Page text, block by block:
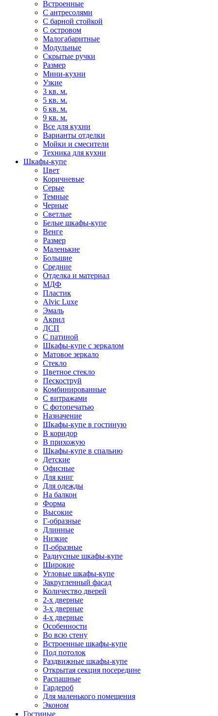
Встроенные
С антресолями
С барной стойкой
С островом
Малогабаритные
Модульные
Скрытые ручки
Размер
Мини-кухни
Узкие
3 кв. м.
5 кв. м.
6 кв. м.
9 кв. м.
Все для кухни
Варианты отделки
Мойки и смесители
Техника для кухни
Шкафы-купе
Цвет
Коричневые
Серые
Темные
Черные
Светлые
Белые шкафы-купе
Венге
Размер
Маленькие
Большие
Средние
Отделка и материал
МДФ
Пластик
Alvic Luxe
Эмаль
Акрил
ДСП
С патиной
Шкафы-купе с зеркалом
Матовое зеркало
Стекло
Цветное стекло
Пескоструй
Комбинированные
С витражами
С фотопечатью
Назначение
Шкафы-купе в гостиную
В коридор
В прихожую
Шкафы-купе в спальню
Детские
Офисные
Для книг
Для одежды
На балкон
Форма
Высокие
Г-образные
Длинные
Низкие
П-образные
Радиусные шкафы-купе
Широкие
Угловые шкафы-купе
Закругленный фасад
Количество дверей
2-х дверные
3-х дверные
4-х дверные
Особенности
Во всю стену
Встроенные шкафы-купе
Под потолок
Раздвижные шкафы-купе
Открытая секция посередине
Распашные
Гардероб
Для маленького помещения
Эконом
Гостиные